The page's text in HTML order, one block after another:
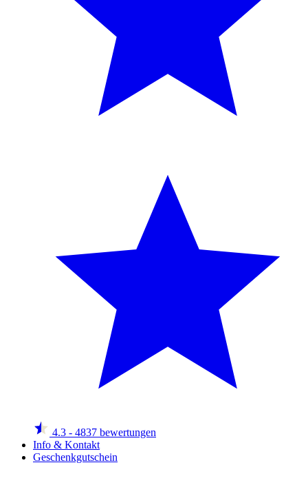
4.3 - 4837 bewertungen
Info & Kontakt
Geschenkgutschein